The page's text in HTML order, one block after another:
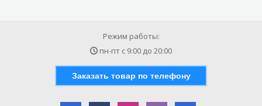
Режим работы:
пн-пт с 9:00 до 20:00
Заказать товар по телефону